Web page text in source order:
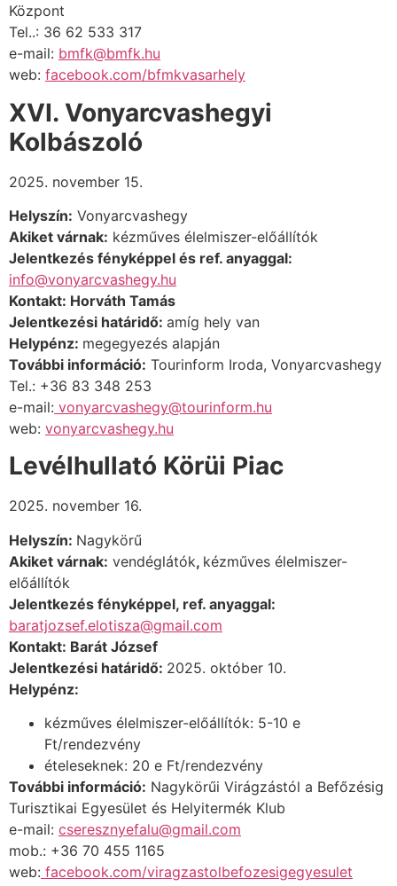
Központ
Tel..: 36 62 533 317
e-mail: bmfk@bmfk.hu
web: facebook.com/bfmkvasarhely
XVI. Vonyarcvashegyi
Kolbászoló
2025. november 15.
Helyszín: Vonyarcvashegy
Akiket várnak: kézműves élelmiszer-előállítók
Jelentkezés fényképpel és ref. anyaggal:
info@vonyarcvashegy.hu
Kontakt: Horváth Tamás
Jelentkezési határidő: amíg hely van
Helypénz: megegyezés alapján
További információ: Tourinform Iroda, Vonyarcvashegy
Tel.: +36 83 348 253
e-mail: vonyarcvashegy@tourinform.hu
web: vonyarcvashegy.hu
Levélhullató Körüi Piac
2025. november 16.
Helyszín: Nagykörű
Akiket várnak: vendéglátók, kézműves élelmiszer-
előállítók
Jelentkezés fényképpel, ref. anyaggal:
baratjozsef.elotisza@gmail.com
Kontakt: Barát József
Jelentkezési határidő: 2025. október 10.
Helypénz:
kézműves élelmiszer-előállítók: 5-10 e
Ft/rendezvény
ételeseknek: 20 e Ft/rendezvény
További információ: Nagykörűi Virágzástól a Befőzésig
Turisztikai Egyesület és Helyitermék Klub
e-mail: cseresznyefalu@gmail.com
mob.: +36 70 455 1165
web: facebook.com/viragzastolbefozesigegyesulet